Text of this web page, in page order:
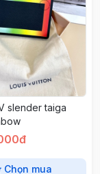
slender taiga
Chọn mua